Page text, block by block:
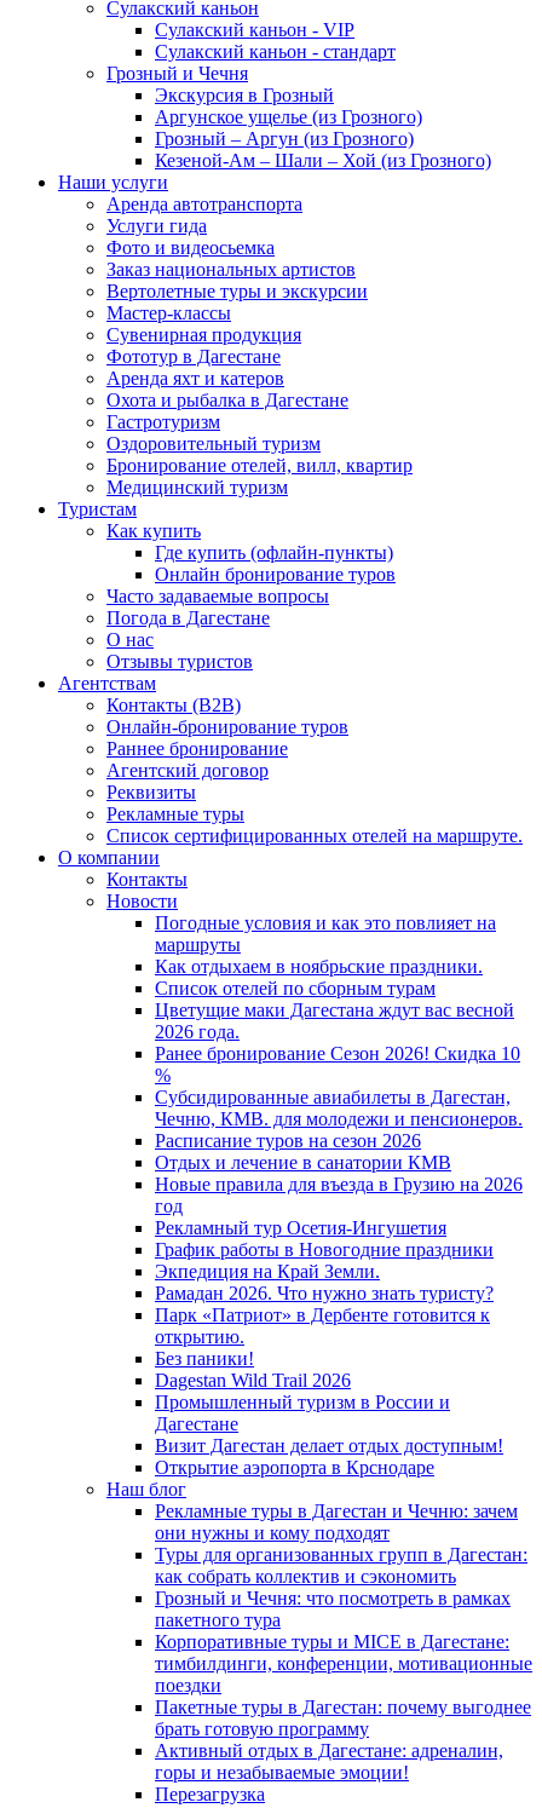
Сулакский каньон
Сулакский каньон - VIP
Сулакский каньон - стандарт
Грозный и Чечня
Экскурсия в Грозный
Аргунское ущелье (из Грозного)
Грозный – Аргун (из Грозного)
Кезеной-Ам – Шали – Хой (из Грозного)
Наши услуги
Аренда автотранспорта
Услуги гида
Фото и видеосьемка
Заказ национальных артистов
Вертолетные туры и экскурсии
Мастер-классы
Сувенирная продукция
Фототур в Дагестане
Аренда яхт и катеров
Охота и рыбалка в Дагестане
Гастротуризм
Оздоровительный туризм
Бронирование отелей, вилл, квартир
Медицинский туризм
Туристам
Как купить
Где купить (офлайн-пункты)
Онлайн бронирование туров
Часто задаваемые вопросы
Погода в Дагестане
О нас
Отзывы туристов
Агентствам
Контакты (B2B)
Онлайн-бронирование туров
Раннее бронирование
Агентский договор
Реквизиты
Рекламные туры
Список сертифицированных отелей на маршруте.
О компании
Контакты
Новости
Погодные условия и как это повлияет на
маршруты
Как отдыхаем в ноябрьские праздники.
Список отелей по сборным турам
Цветущие маки Дагестана ждут вас весной
2026 года.
Ранее бронирование Сезон 2026! Скидка 10
%
Субсидированные авиабилеты в Дагестан,
Чечню, КМВ. для молодежи и пенсионеров.
Расписание туров на сезон 2026
Отдых и лечение в санатории КМВ
Новые правила для въезда в Грузию на 2026
год
Рекламный тур Осетия-Ингушетия
График работы в Новогодние праздники
Экпедиция на Край Земли.
Рамадан 2026. Что нужно знать туристу?
Парк «Патриот» в Дербенте готовится к
открытию.
Без паники!
Dagestan Wild Trail 2026
Промышленный туризм в России и
Дагестане
Визит Дагестан делает отдых доступным!
Открытие аэропорта в Крснодаре
Наш блог
Рекламные туры в Дагестан и Чечню: зачем
они нужны и кому подходят
Туры для организованных групп в Дагестан:
как собрать коллектив и сэкономить
Грозный и Чечня: что посмотреть в рамках
пакетного тура
Корпоративные туры и MICE в Дагестане:
тимбилдинги, конференции, мотивационные
поездки
Пакетные туры в Дагестан: почему выгоднее
брать готовую программу
Активный отдых в Дагестане: адреналин,
горы и незабываемые эмоции!
Перезагрузка